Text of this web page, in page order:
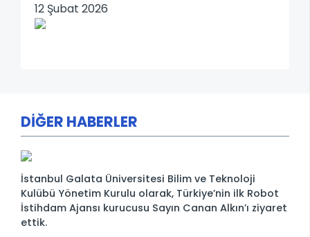
12 Şubat 2026
DİĞER HABERLER
İstanbul Galata Üniversitesi Bilim ve Teknoloji
Kulübü Yönetim Kurulu olarak, Türkiye’nin ilk Robot
İstihdam Ajansı kurucusu Sayın Canan Alkın’ı ziyaret
ettik.